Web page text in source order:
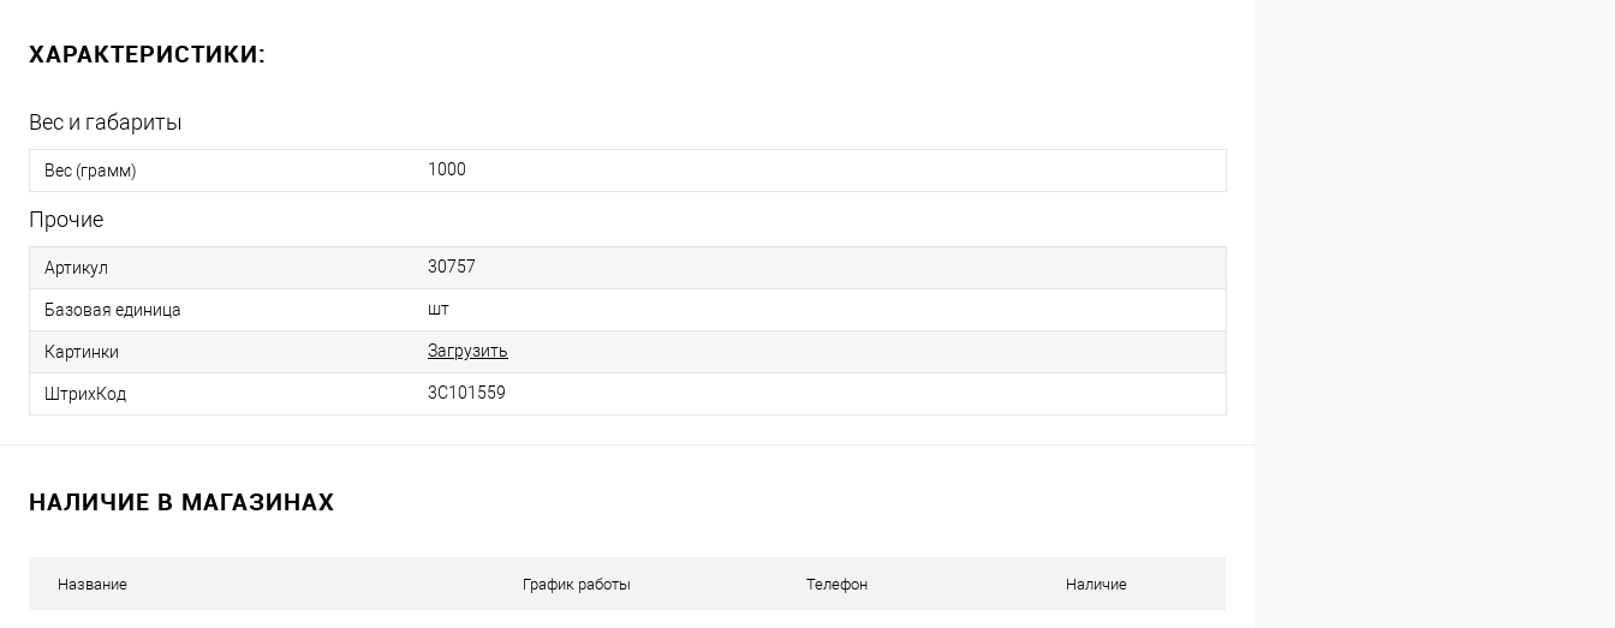
ХАРАКТЕРИСТИКИ:
Вес и габариты
Вес (грамм) 1000
Прочие
Артикул 30757
Базовая единица шт
Картинки Загрузить
ШтрихКод 3С101559
НАЛИЧИЕ В МАГАЗИНАХ
Название График работы Телефон Наличие